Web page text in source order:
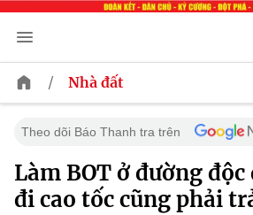
/ Nhà đất
Theo dõi Báo Thanh tra trên
Làm BOT ở đường
đi cao tốc cũng phải